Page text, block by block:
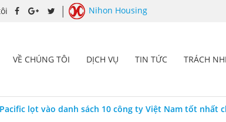
Nihon Housing
VỀ CHÚNG TÔI DỊCH VỤ TIN TỨC TRÁCH
lọt vào danh sách 10 công ty Việt Nam tốt nhất